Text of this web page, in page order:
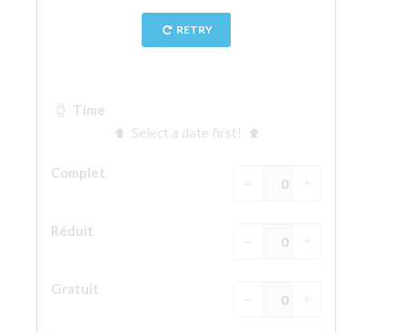
Le Musée Galilée